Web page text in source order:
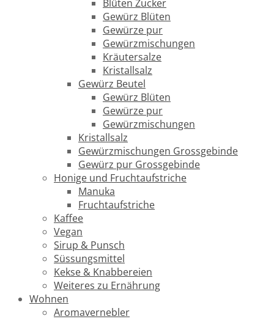
Blüten Zucker
Gewürz Blüten
Gewürze pur
Gewürzmischungen
Kräutersalze
Kristallsalz
Gewürz Beutel
Gewürz Blüten
Gewürze pur
Gewürzmischungen
Kristallsalz
Gewürzmischungen Grossgebinde
Gewürz pur Grossgebinde
Honige und Fruchtaufstriche
Manuka
Fruchtaufstriche
Kaffee
Vegan
Sirup & Punsch
Süssungsmittel
Kekse & Knabbereien
Weiteres zu Ernährung
Wohnen
Aromavernebler